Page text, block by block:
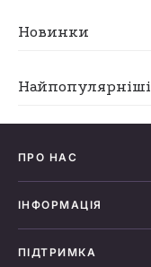
Новинки
Найпопулярніші
ПРО НАС
ІНФОРМАЦІЯ
ПІДТРИМКА